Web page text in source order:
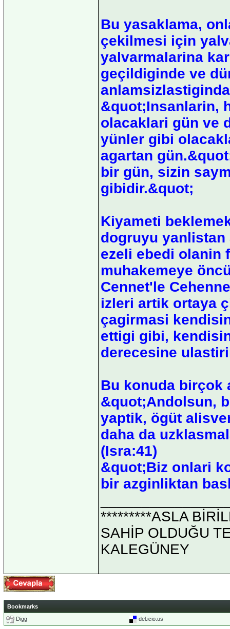
Bu yasaklama,
çekilmesi için
yalvarmalarina
geçildiginde ve
&quot;Insanlarin,
olacaklari gün ve
yünler gibi
agartan
bir gün, sizin
gibidir.&quot;
Kiyameti
dogruyu
ezeli ebedi olanin
muhakemeye
Cennet'le
izleri artik ortaya
çagirmasi
ettigi gibi,
derecesine
Bu konuda
&quot;Andolsun,
yaptik, ögüt
daha da
(Isra:41)
&quot;Biz onlari
bir azginliktan
*********ASLA
SAHİP OLDUĞU
KALEGÜNEY
Bookmarks
Digg
del.icio.us